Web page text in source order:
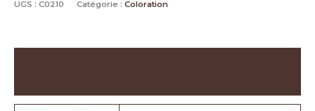
UGS : C0210 Catégorie : Coloration